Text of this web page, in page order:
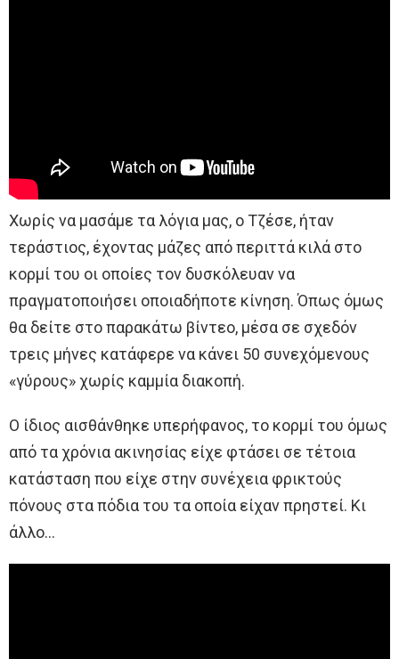
Χωρίς να μασάμε τα λόγια μας, ο Τζέσε, ήταν
τεράστιος, έχοντας μάζες από περιττά κιλά στο
κορμί του οι οποίες τον δυσκόλευαν να
πραγματοποιήσει οποιαδήποτε κίνηση. Όπως όμως
θα δείτε στο παρακάτω βίντεο, μέσα σε σχεδόν
τρεις μήνες κατάφερε να κάνει 50 συνεχόμενους
«γύρους» χωρίς καμμία διακοπή.
Ο ίδιος αισθάνθηκε υπερήφανος, το κορμί του όμως
από τα χρόνια ακινησίας είχε φτάσει σε τέτοια
κατάσταση που είχε στην συνέχεια φρικτούς
πόνους στα πόδια του τα οποία είχαν πρηστεί. Κι
άλλο…